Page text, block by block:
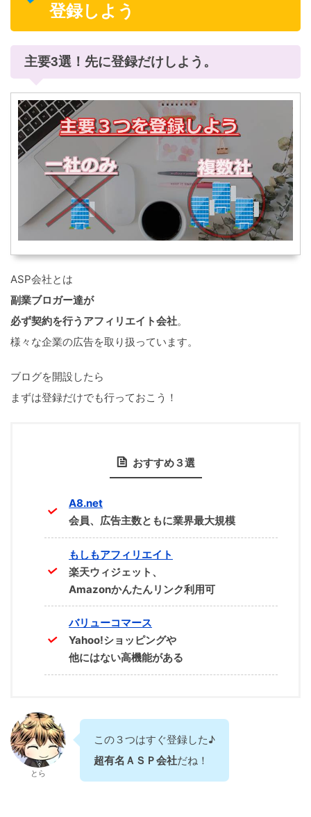
登録しよう
主要3選！先に登録だけしよう。
ASP会社とは
副業ブロガー達が
必ず契約を行うアフィリエイト会社。
様々な企業の広告を取り扱っています。
ブログを開設したら
まずは登録だけでも行っておこう！
おすすめ３選
A8.net
会員、広告主数ともに業界最大規模
もしもアフィリエイト
楽天ウィジェット、
Amazonかんたんリンク利用可
バリューコマース
Yahoo!ショッピングや
他にはない高機能がある
とら
この３つはすぐ登録した♪
超有名ＡＳＰ会社だね！